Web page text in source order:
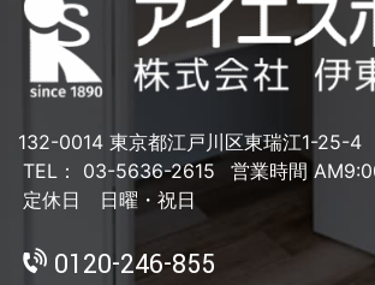
132-0014 東京都江戸川区東瑞江1-25-4
TEL： 03-5636-2615
営業時間
定休日 日曜・祝日
0120-246-855